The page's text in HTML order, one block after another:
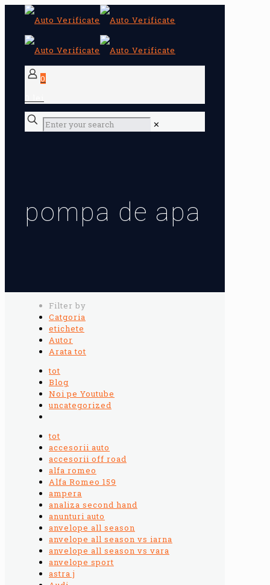
0
✕
pompa de apa
Filter by
Catgoria
etichete
Autor
Arata tot
tot
Blog
Noi pe Youtube
uncategorized
tot
accesorii auto
accesorii off road
alfa romeo
Alfa Romeo 159
ampera
analiza second hand
anunturi auto
anvelope all season
anvelope all season vs iarna
anvelope all season vs vara
anvelope sport
astra j